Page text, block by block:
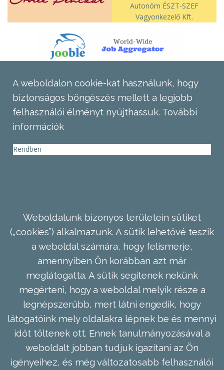
Autonóm ÉSZT-SZEF
Vagyonkezelő Kft.
A weboldalon cookie-kat használunk, hogy
biztonságos böngészés mellett a legjobb
felhasználói élményt nyújthassuk. További
információk
Rendben
Weboldalunk bizonyos területein sütiket
(„cookies”) alkalmazunk. A sütik lehetővé teszik
a weboldal számára, hogy felismerje,
amennyiben Ön korábban azt már
meglátogatta. A sütik segítenek nekünk
megérteni, hogy a weboldal melyik része a
legnépszerűbb, mert látni engedik, hogy
látogatóink mely oldalakra lépnek be és mennyi
időt töltenek ott. Ennek tanulmányozásával a
weboldalt jobban tudjuk igazítani az Ön
igényeihez, és még változatosabb felhasználói